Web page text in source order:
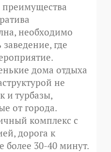
преимущества
необходимо
где
дома отдыха
не
и турбазы,
от города.
комплекс с
дорога к
более 30-40 минут.